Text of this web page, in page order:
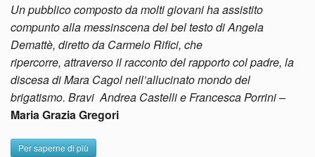
Un pubblico composto da molti giovani ha assistito
compunto alla messinscena del bel testo di Angela
Demattè, diretto da Carmelo Rifici, che
ripercorre, attraverso il racconto del rapporto col padre, la
discesa di Mara Cagol nell’allucinato mondo del
brigatismo. Bravi Andrea Castelli e Francesca Porrini–
Maria Grazia Gregori
Per saperne di più